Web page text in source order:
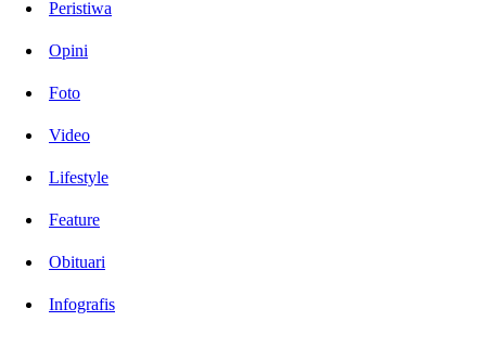
Peristiwa
Opini
Foto
Video
Lifestyle
Feature
Obituari
Infografis